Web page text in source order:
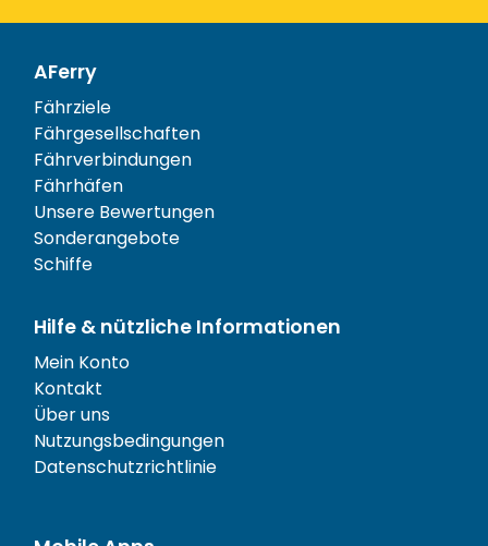
AFerry
Fährziele
Fährgesellschaften
Fährverbindungen
Fährhäfen
Unsere Bewertungen
Sonderangebote
Schiffe
Hilfe & nützliche Informationen
Mein Konto
Kontakt
Über uns
Nutzungsbedingungen
Datenschutzrichtlinie